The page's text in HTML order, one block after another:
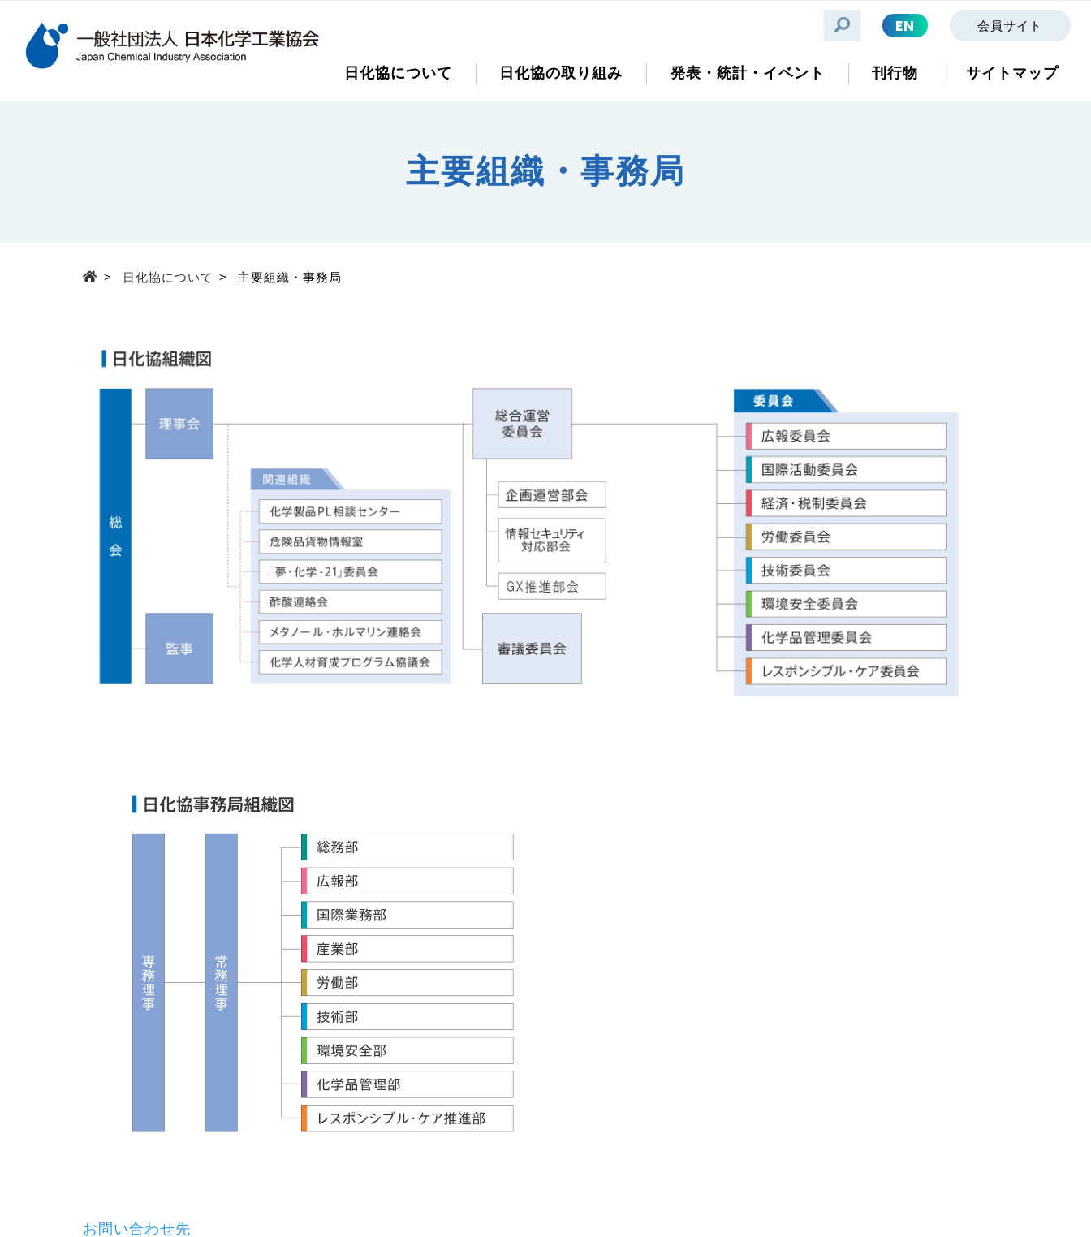
検索キーワード EN 会員サイト
日化協について 日化協の取り組み 発表・統計・イベント 刊行物 サイトマップ
主要組織・事務局
> 日化協について > 主要組織・事務局
お問い合わせ先